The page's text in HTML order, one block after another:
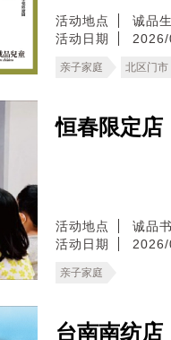
活动地点 诚品
活动日期
亲子家庭 北区门市
恒春限定店
活动地点
诚品
活动日期
亲子家庭
台南南纺店